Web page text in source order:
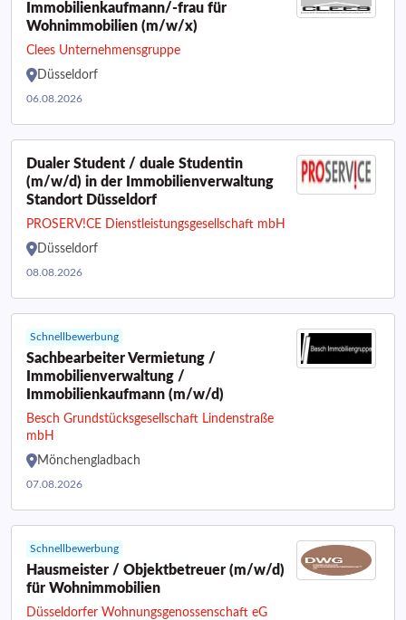
Immobilienkaufmann/-frau für
Wohnimmobilien (m/w/x)
Clees Unternehmensgruppe
Düsseldorf
06.08.2026
Dualer Student / duale Studentin
(m/w/d) in der Immobilienverwaltung
Standort Düsseldorf
PROSERV!CE Dienstleistungsgesellschaft mbH
Düsseldorf
08.08.2026
Schnellbewerbung
Sachbearbeiter Vermietung /
Immobilienverwaltung /
Immobilienkaufmann (m/w/d)
Besch Grundstücksgesellschaft Lindenstraße
mbH
Mönchengladbach
07.08.2026
Schnellbewerbung
Hausmeister / Objektbetreuer (m/w/d)
für Wohnimmobilien
Düsseldorfer Wohnungsgenossenschaft eG